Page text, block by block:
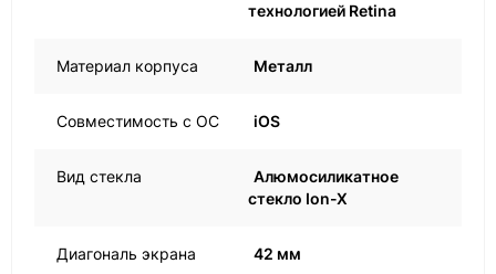
технологией Retina
Материал корпуса Металл
Совместимость с ОС iOS
Вид стекла
Алюмосиликатное
стекло Ion-X
Диагональ экрана 42 мм